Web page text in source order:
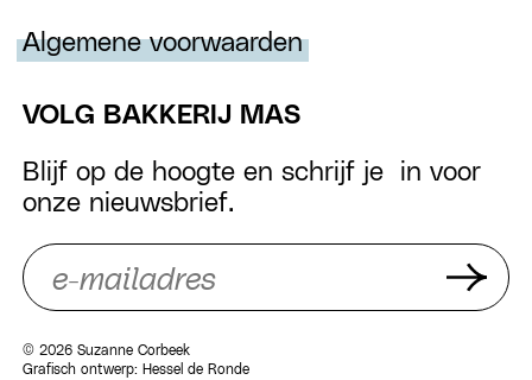
Algemene voorwaarden
VOLG BAKKERIJ MAS
Blijf op de hoogte en schrijf je in voor
onze nieuwsbrief.
© 2026 Suzanne Corbeek
Grafisch ontwerp:Hessel de Ronde